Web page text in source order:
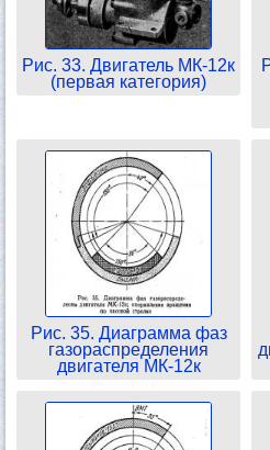
Рис. 33. Двигатель МК-12к
(первая категория)
Рис. 35. Диаграмма фаз
газораспределения
двигателя МК-12к